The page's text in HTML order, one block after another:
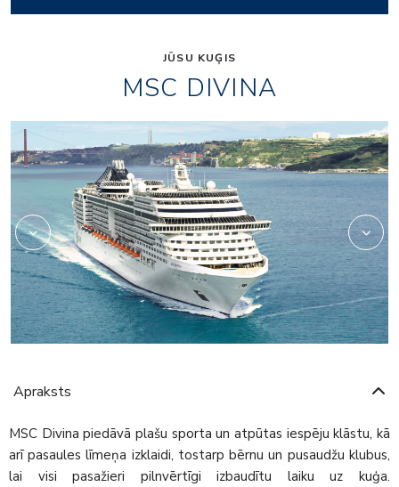
JŪSU KUĢIS
MSC DIVINA
casino
Apraksts
MSC Divina piedāvā plašu sporta un atpūtas iespēju klāstu, kā
arī pasaules līmeņa izklaidi, tostarp bērnu un pusaudžu klubus,
lai visi pasažieri pilnvērtīgi izbaudītu laiku uz kuģa.